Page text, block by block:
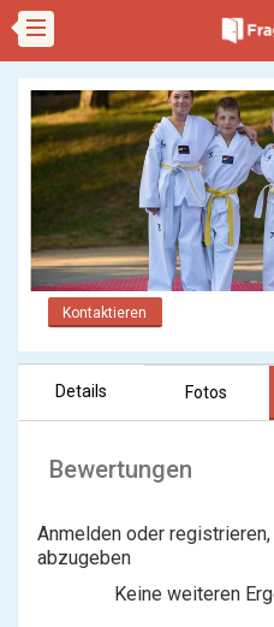
Kontaktieren
Details Fotos
Bewertungen
Anmelden oder
abzugeben
Keine weiteren